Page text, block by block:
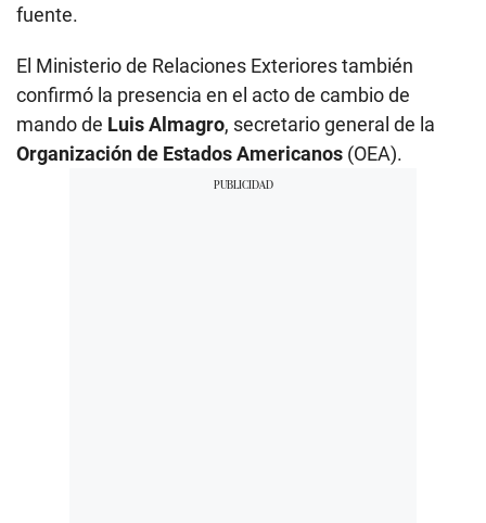
fuente.
El Ministerio de Relaciones Exteriores también
confirmó la presencia en el acto de cambio de
mando de Luis Almagro, secretario general de la
Organización de Estados Americanos (OEA).